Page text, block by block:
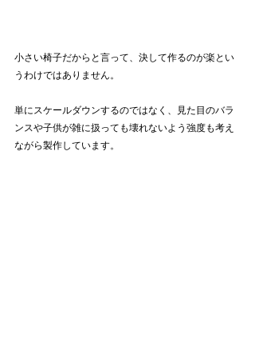
小さい椅子だからと言って、決して作るのが楽とい
うわけではありません。
単にスケールダウンするのではなく、見た目のバラ
ンスや子供が雑に扱っても壊れないよう強度も考え
ながら製作しています。